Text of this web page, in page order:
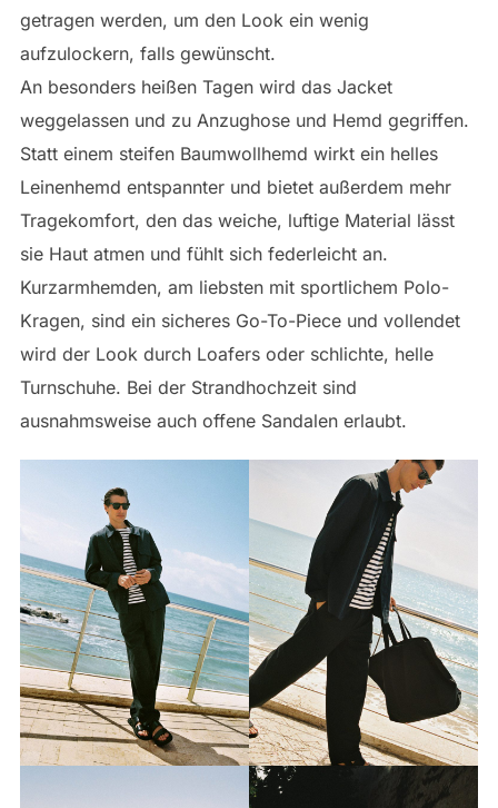
getragen werden, um den Look ein wenig
aufzulockern, falls gewünscht.
An besonders heißen Tagen wird das Jacket
weggelassen und zu Anzughose und Hemd gegriffen.
Statt einem steifen Baumwollhemd wirkt ein helles
Leinenhemd entspannter und bietet außerdem mehr
Tragekomfort, den das weiche, luftige Material lässt
sie Haut atmen und fühlt sich federleicht an.
Kurzarmhemden, am liebsten mit sportlichem Polo-
Kragen, sind ein sicheres Go-To-Piece und vollendet
wird der Look durch Loafers oder schlichte, helle
Turnschuhe. Bei der Strandhochzeit sind
ausnahmsweise auch offene Sandalen erlaubt.